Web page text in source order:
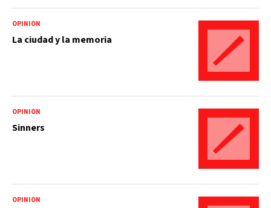
OPINIÓN
La ciudad y la memoria
OPINIÓN
Sinners
OPINIÓN